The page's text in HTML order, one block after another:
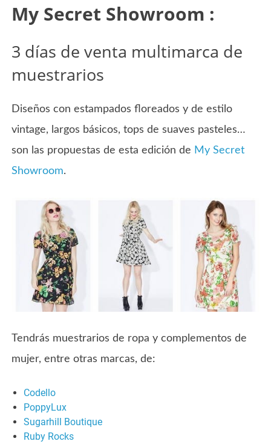
My Secret Showroom :
3 días de venta multimarca de
muestrarios
Diseños con estampados floreados y de estilo
vintage, largos básicos, tops de suaves pasteles…
son las propuestas de esta edición de My Secret
Showroom.
Tendrás muestrarios de ropa y complementos de
mujer, entre otras marcas, de:
Codello
PoppyLux
Sugarhill Boutique
Ruby Rocks